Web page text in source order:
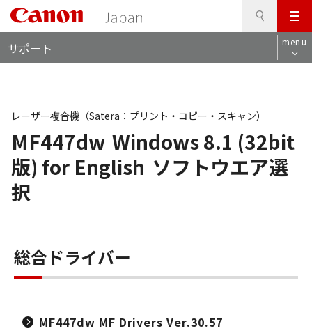
メ
ニ
ュ
サポート menu
MF447dw Windows 8.1 (32bit
版) for English ソフトウエア選
択
レーザー複合機（Satera：プリント・コピー・スキャン）
総合ドライバー
MF447dw MF Drivers Ver.30.57